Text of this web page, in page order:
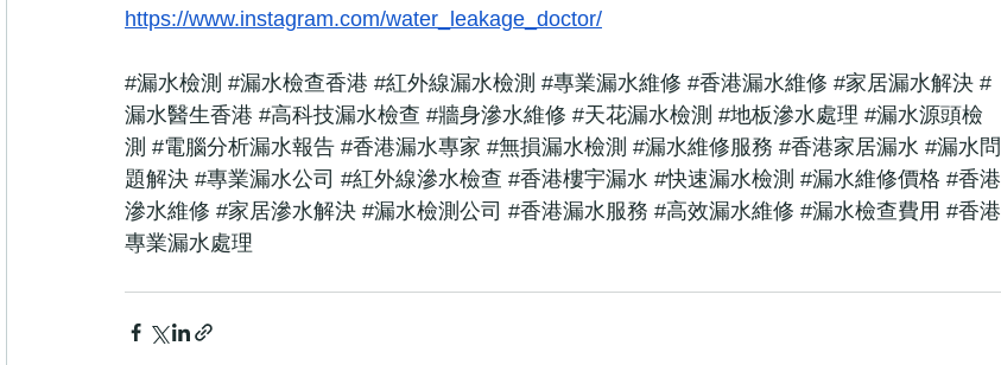
https://www.instagram.com/water_leakage_doctor/
#漏水檢測 #漏水檢查香港 #紅外線漏水檢測 #專業漏水維修 #香港漏水維修 #家居漏水解決 #
漏水醫生香港 #高科技漏水檢查 #牆身滲水維修 #天花漏水檢測 #地板滲水處理 #漏水源頭檢
測 #電腦分析漏水報告 #香港漏水專家 #無損漏水檢測 #漏水維修服務 #香港家居漏水 #漏水問
題解決 #專業漏水公司 #紅外線滲水檢查 #香港樓宇漏水 #快速漏水檢測 #漏水維修價格 #香港
滲水維修 #家居滲水解決 #漏水檢測公司 #香港漏水服務 #高效漏水維修 #漏水檢查費用 #香港
專業漏水處理